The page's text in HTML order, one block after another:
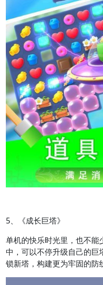
5、《成长巨塔》
单机的快乐时光里，也不
中，可以不停升级自己的
锁新塔，构建更为牢固的防